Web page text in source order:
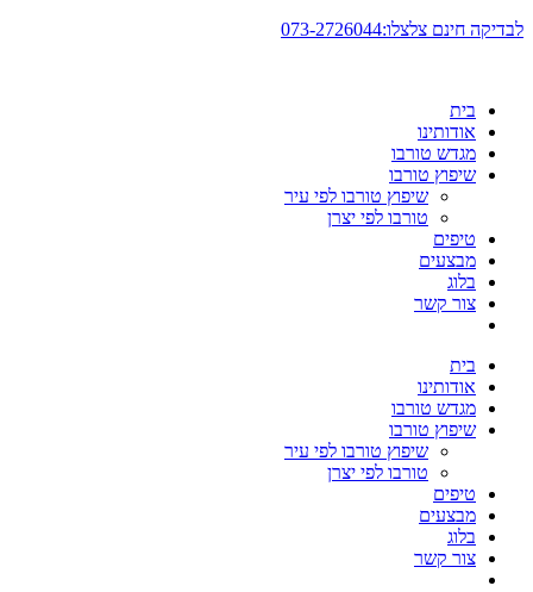
דלג
לבדיקה חינם צלצלו:073-2726044
בית
אודותינו
מגדש טורבו
שיפוץ טורבו
שיפוץ טורבו לפי עיר
טורבו לפי יצרן
טיפים
מבצעים
בלוג
צור קשר
בית
אודותינו
מגדש טורבו
שיפוץ טורבו
שיפוץ טורבו לפי עיר
טורבו לפי יצרן
טיפים
מבצעים
בלוג
צור קשר